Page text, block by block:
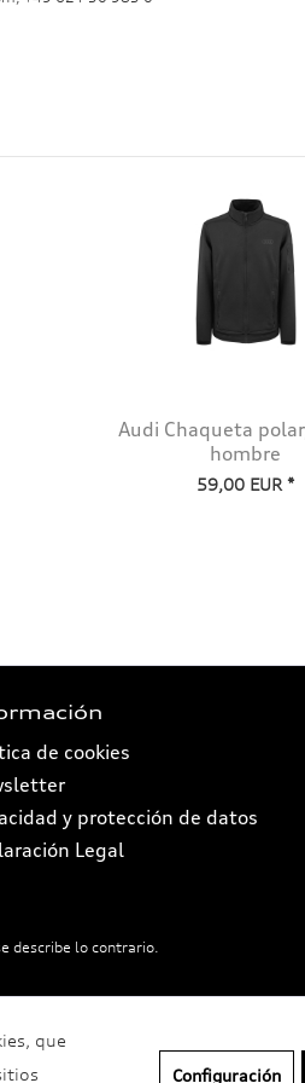
Audi Chaqueta
hombre
59,00 EUR *
de cookies
y protección de datos
Legal
describe lo contrario.
que
Configuración